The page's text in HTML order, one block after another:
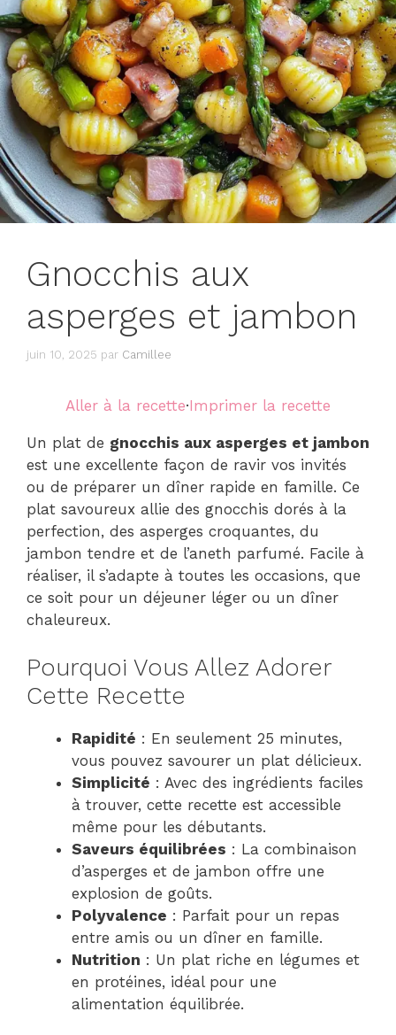
Gnocchis aux
asperges et jambon
juin 10, 2025 par Camillee
Aller à la recette·Imprimer la recette
Un plat de gnocchis aux asperges et jambon
est une excellente façon de ravir vos invités
ou de préparer un dîner rapide en famille. Ce
plat savoureux allie des gnocchis dorés à la
perfection, des asperges croquantes, du
jambon tendre et de l’aneth parfumé. Facile à
réaliser, il s’adapte à toutes les occasions, que
ce soit pour un déjeuner léger ou un dîner
chaleureux.
Pourquoi Vous Allez Adorer
Cette Recette
Rapidité : En seulement 25 minutes,
vous pouvez savourer un plat délicieux.
Simplicité : Avec des ingrédients faciles
à trouver, cette recette est accessible
même pour les débutants.
Saveurs équilibrées : La combinaison
d’asperges et de jambon offre une
explosion de goûts.
Polyvalence : Parfait pour un repas
entre amis ou un dîner en famille.
Nutrition : Un plat riche en légumes et
en protéines, idéal pour une
alimentation équilibrée.